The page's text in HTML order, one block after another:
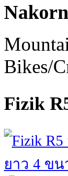
Bikes/
Fizik